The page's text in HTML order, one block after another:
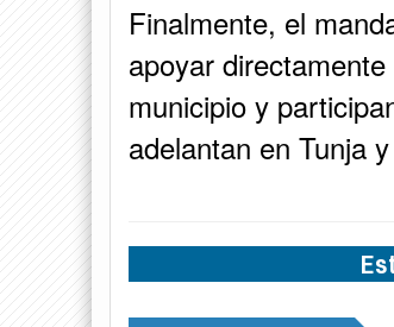
Finalmente, el
apoyar
municipio y
adelantan en Tunja